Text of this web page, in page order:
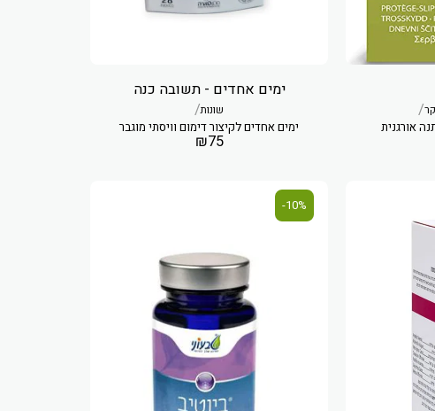
/
ימים אחדים - תשובה כנה
שונות/
ימים אחדים לקיצור דימום וויסתי מוגבר
₪75
10%-